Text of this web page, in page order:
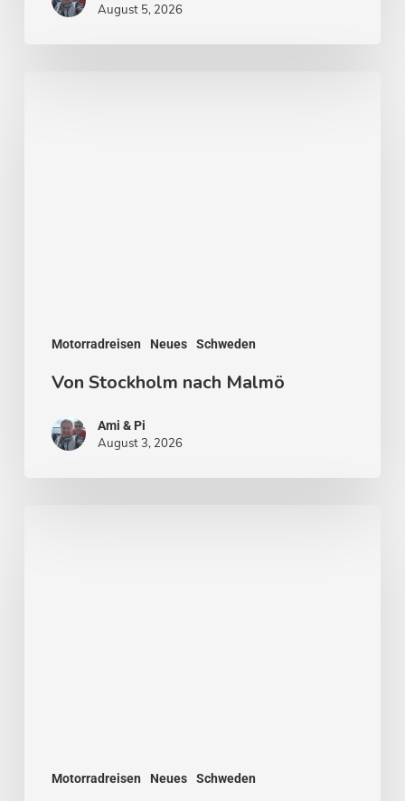
August 5, 2026
Motorradreisen Neues Schweden
Von Stockholm nach Malmö
Ami & Pi
August 3, 2026
Motorradreisen Neues Schweden